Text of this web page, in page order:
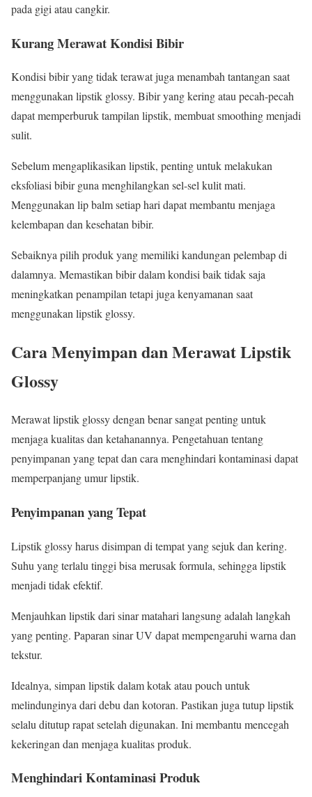
pada gigi atau cangkir.
Kurang Merawat Kondisi Bibir
Kondisi bibir yang tidak terawat juga menambah tantangan saat
menggunakan lipstik glossy. Bibir yang kering atau pecah-pecah
dapat memperburuk tampilan lipstik, membuat smoothing menjadi
sulit.
Sebelum mengaplikasikan lipstik, penting untuk melakukan
eksfoliasi bibir guna menghilangkan sel-sel kulit mati.
Menggunakan lip balm setiap hari dapat membantu menjaga
kelembapan dan kesehatan bibir.
Sebaiknya pilih produk yang memiliki kandungan pelembap di
dalamnya. Memastikan bibir dalam kondisi baik tidak saja
meningkatkan penampilan tetapi juga kenyamanan saat
menggunakan lipstik glossy.
Cara Menyimpan dan Merawat Lipstik
Glossy
Merawat lipstik glossy dengan benar sangat penting untuk
menjaga kualitas dan ketahanannya. Pengetahuan tentang
penyimpanan yang tepat dan cara menghindari kontaminasi dapat
memperpanjang umur lipstik.
Penyimpanan yang Tepat
Lipstik glossy harus disimpan di tempat yang sejuk dan kering.
Suhu yang terlalu tinggi bisa merusak formula, sehingga lipstik
menjadi tidak efektif.
Menjauhkan lipstik dari sinar matahari langsung adalah langkah
yang penting. Paparan sinar UV dapat mempengaruhi warna dan
tekstur.
Idealnya, simpan lipstik dalam kotak atau pouch untuk
melindunginya dari debu dan kotoran. Pastikan juga tutup lipstik
selalu ditutup rapat setelah digunakan. Ini membantu mencegah
kekeringan dan menjaga kualitas produk.
Menghindari Kontaminasi Produk